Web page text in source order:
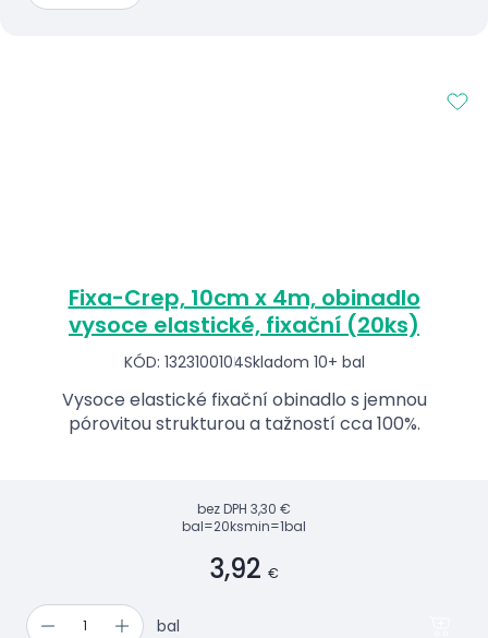
Fixa-Crep, 10cm x 4m, obinadlo
vysoce elastické, fixační (20ks)
KÓD: 1323100104Skladom 10+ bal
Vysoce elastické fixační obinadlo s jemnou
pórovitou strukturou a tažností cca 100%.
bez DPH 3,30 €
bal=20ksmin=1bal
3,92 €
bal